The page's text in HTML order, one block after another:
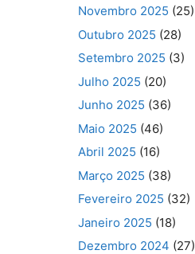
Novembro 2025 (25)
Outubro 2025 (28)
Setembro 2025 (3)
Julho 2025 (20)
Junho 2025 (36)
Maio 2025 (46)
Abril 2025 (16)
Março 2025 (38)
Fevereiro 2025 (32)
Janeiro 2025 (18)
Dezembro 2024 (27)